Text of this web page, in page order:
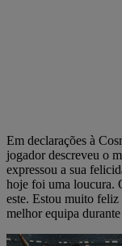
Em declarações à
jogador descreveu o
expressou a sua
hoje foi uma loucura.
este. Estou muito
melhor equipa